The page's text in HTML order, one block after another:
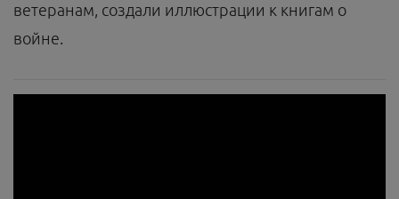
ветеранам, создали иллюстрации к книгам о
войне.